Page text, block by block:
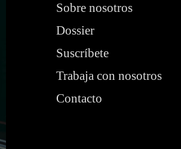
Sobre nosotros
Dossier
Suscríbete
Trabaja con nosotros
Contacto